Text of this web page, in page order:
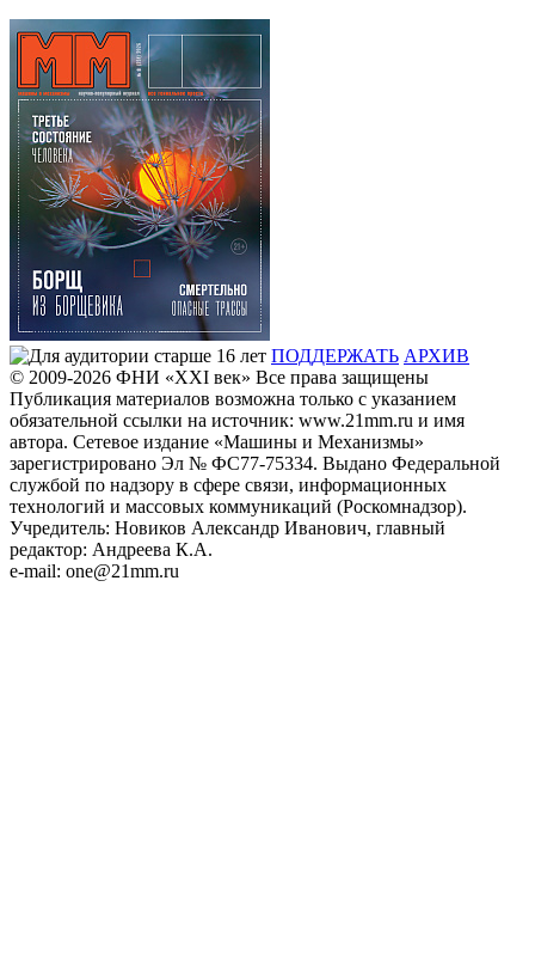
ПОДДЕРЖАТЬ АРХИВ
© 2009-2026 ФHИ «XXI век» Все права защищены
Публикация материалов возможна только с указанием
обязательной ссылки на источник: www.21mm.ru и имя
автора. Сетевое издание «Машины и Механизмы»
зарегистрировано Эл № ФС77-75334. Выдано Федеральной
службой по надзору в сфере связи, информационных
технологий и массовых коммуникаций (Роскомнадзор).
Учредитель: Новиков Александр Иванович, главный
редактор: Андреева К.А.
e-mail: one@21mm.ru